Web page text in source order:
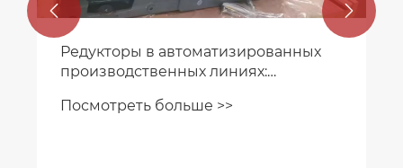
Редукторы в автоматизированных
производственных линиях:
надежности
Посмотреть больше >>
 